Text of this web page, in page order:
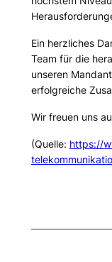
Ein herzliches
Team für die
unseren
erfolgreiche
Wir freuen uns
(Quelle: https://